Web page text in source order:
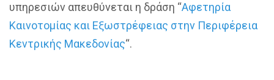
υπηρεσιών απευθύνεται η δράση “Αφετηρία
Καινοτομίας και Εξωστρέφειας στην Περιφέρεια
Κεντρικής Μακεδονίας“.